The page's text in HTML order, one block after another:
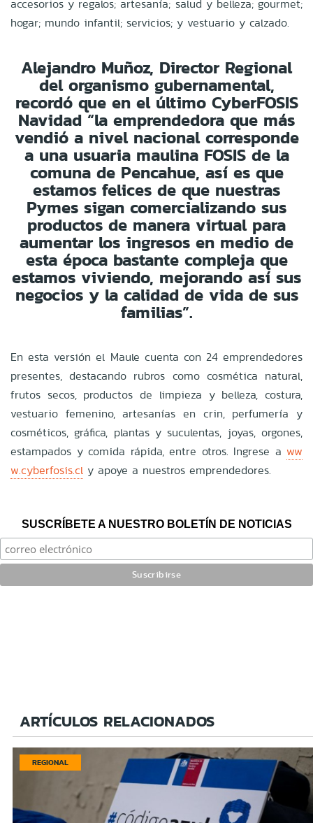
accesorios y regalos; artesanía; salud y belleza; gourmet;
hogar; mundo infantil; servicios; y vestuario y calzado.
Alejandro Muñoz, Director Regional
del organismo gubernamental,
recordó que en el último CyberFOSIS
Navidad “la emprendedora que más
vendió a nivel nacional corresponde
a una usuaria maulina FOSIS de la
comuna de Pencahue, así es que
estamos felices de que nuestras
Pymes sigan comercializando sus
productos de manera virtual para
aumentar los ingresos en medio de
esta época bastante compleja que
estamos viviendo, mejorando así sus
negocios y la calidad de vida de sus
familias”.
En esta versión el Maule cuenta con 24 emprendedores
presentes, destacando rubros como cosmética natural,
frutos secos, productos de limpieza y belleza, costura,
vestuario femenino, artesanías en crin, perfumería y
cosméticos, gráfica, plantas y suculentas, joyas, orgones,
estampados y comida rápida, entre otros. Ingrese a ww
w.cyberfosis.cl y apoye a nuestros emprendedores.
SUSCRÍBETE A NUESTRO BOLETÍN DE NOTICIAS
ARTÍCULOS RELACIONADOS
REGIONAL